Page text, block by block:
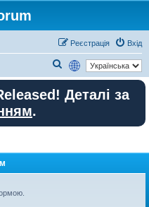
Вхід
Реєстрація
о
ш
Деталі за
.